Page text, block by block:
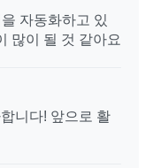
자동화하고 있
많이 될 것 같아요
니다! 앞으로 활